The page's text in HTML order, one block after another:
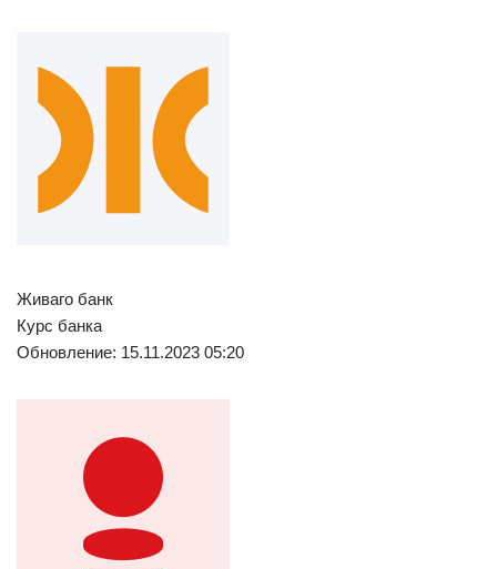
Живаго банк
Курс банка
Обновление: 15.11.2023 05:20